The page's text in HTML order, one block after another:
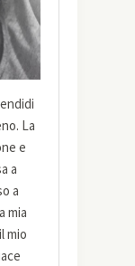
La
e
a
a
mia
mio